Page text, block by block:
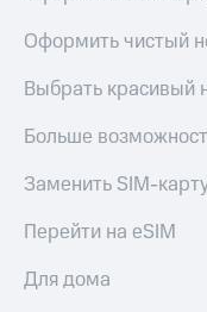
Оформить чистый
Выбрать красивый
Больше
Заменить SIM-
Перейти на eSIM
Для дома